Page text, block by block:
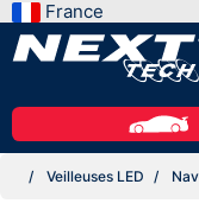
France
Veilleuses LED